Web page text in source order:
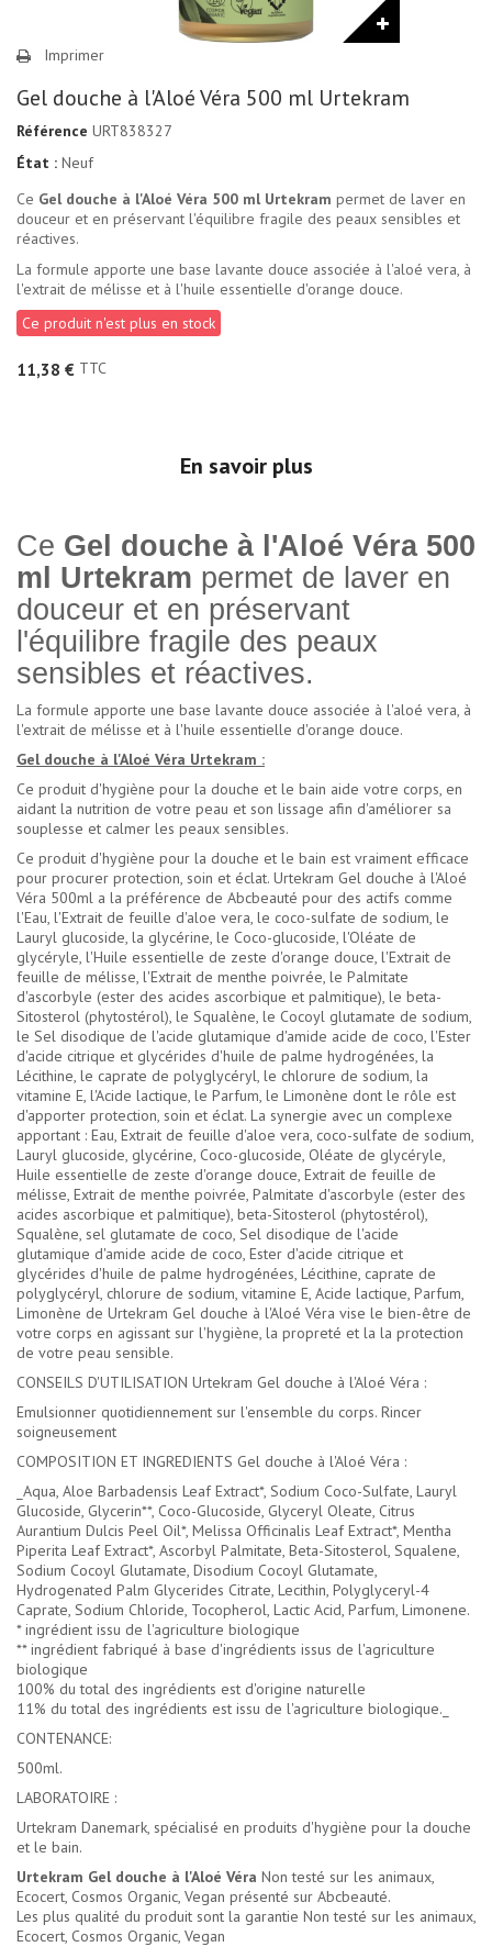
Imprimer
Gel douche à l'Aloé Véra 500 ml Urtekram
Référence URT838327
État : Neuf
Ce Gel douche à l'Aloé Véra 500 ml Urtekram permet de laver en
douceur et en préservant l'équilibre fragile des peaux sensibles et
réactives.
La formule apporte une base lavante douce associée à l'aloé vera, à
l'extrait de mélisse et à l'huile essentielle d'orange douce.
Ce produit n'est plus en stock
11,38 € TTC
En savoir plus
Ce Gel douche à l'Aloé Véra 500
ml Urtekram permet de laver en
douceur et en préservant
l'équilibre fragile des peaux
sensibles et réactives.
La formule apporte une base lavante douce associée à l'aloé vera, à
l'extrait de mélisse et à l'huile essentielle d'orange douce.
Gel douche à l'Aloé Véra Urtekram :
Ce produit d'hygiène pour la douche et le bain aide votre corps, en
aidant la nutrition de votre peau et son lissage afin d'améliorer sa
souplesse et calmer les peaux sensibles.
Ce produit d'hygiène pour la douche et le bain est vraiment efficace
pour procurer protection, soin et éclat. Urtekram Gel douche à l'Aloé
Véra 500ml a la préférence de Abcbeauté pour des actifs comme
l'Eau, l'Extrait de feuille d'aloe vera, le coco-sulfate de sodium, le
Lauryl glucoside, la glycérine, le Coco-glucoside, l'Oléate de
glycéryle, l'Huile essentielle de zeste d'orange douce, l'Extrait de
feuille de mélisse, l'Extrait de menthe poivrée, le Palmitate
d'ascorbyle (ester des acides ascorbique et palmitique), le beta-
Sitosterol (phytostérol), le Squalène, le Cocoyl glutamate de sodium,
le Sel disodique de l'acide glutamique d'amide acide de coco, l'Ester
d'acide citrique et glycérides d'huile de palme hydrogénées, la
Lécithine, le caprate de polyglycéryl, le chlorure de sodium, la
vitamine E, l'Acide lactique, le Parfum, le Limonène dont le rôle est
d'apporter protection, soin et éclat. La synergie avec un complexe
apportant : Eau, Extrait de feuille d'aloe vera, coco-sulfate de sodium,
Lauryl glucoside, glycérine, Coco-glucoside, Oléate de glycéryle,
Huile essentielle de zeste d'orange douce, Extrait de feuille de
mélisse, Extrait de menthe poivrée, Palmitate d'ascorbyle (ester des
acides ascorbique et palmitique), beta-Sitosterol (phytostérol),
Squalène, sel glutamate de coco, Sel disodique de l'acide
glutamique d'amide acide de coco, Ester d'acide citrique et
glycérides d'huile de palme hydrogénées, Lécithine, caprate de
polyglycéryl, chlorure de sodium, vitamine E, Acide lactique, Parfum,
Limonène de Urtekram Gel douche à l'Aloé Véra vise le bien-être de
votre corps en agissant sur l'hygiène, la propreté et la la protection
de votre peau sensible.
CONSEILS D'UTILISATION Urtekram Gel douche à l'Aloé Véra :
Emulsionner quotidiennement sur l'ensemble du corps. Rincer
soigneusement
COMPOSITION ET INGREDIENTS Gel douche à l'Aloé Véra :
_Aqua, Aloe Barbadensis Leaf Extract*, Sodium Coco-Sulfate, Lauryl
Glucoside, Glycerin**, Coco-Glucoside, Glyceryl Oleate, Citrus
Aurantium Dulcis Peel Oil*, Melissa Officinalis Leaf Extract*, Mentha
Piperita Leaf Extract*, Ascorbyl Palmitate, Beta-Sitosterol, Squalene,
Sodium Cocoyl Glutamate, Disodium Cocoyl Glutamate,
Hydrogenated Palm Glycerides Citrate, Lecithin, Polyglyceryl-4
Caprate, Sodium Chloride, Tocopherol, Lactic Acid, Parfum, Limonene.
* ingrédient issu de l'agriculture biologique
** ingrédient fabriqué à base d'ingrédients issus de l'agriculture
biologique
100% du total des ingrédients est d'origine naturelle
11% du total des ingrédients est issu de l'agriculture biologique._
CONTENANCE:
500ml.
LABORATOIRE :
Urtekram Danemark, spécialisé en produits d'hygiène pour la douche
et le bain.
Urtekram Gel douche à l'Aloé Véra Non testé sur les animaux,
Ecocert, Cosmos Organic, Vegan présenté sur Abcbeauté.
Les plus qualité du produit sont la garantie Non testé sur les animaux,
Ecocert, Cosmos Organic, Vegan